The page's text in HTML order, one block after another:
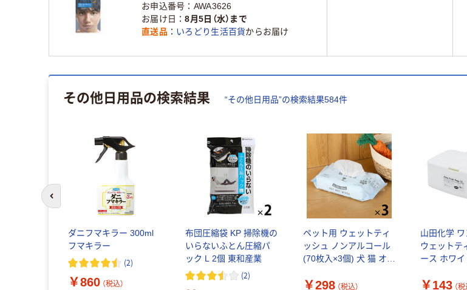
個(105ML)（直送品）
お申込番号
AWA3626
お届け日
8月5日（水）まで
直送品
いろどり生活百貨からお届け
その他日用品の検索結果 “その他日用品”の検索結果584件
ダニフマキラー 300ml
フマキラー
(2)
￥860 （税込）
布団圧縮袋 KP 掃除機の
いらないふとん圧縮パ
ック L 2個 東和産業
(2)
ペット用 ウェットティ
ッシュ ノンアルコール
(70枚入×3個) 犬 猫 オリ
￥298 （税込）
山田化学
ウェットテ
ース ホワ
￥143 （税